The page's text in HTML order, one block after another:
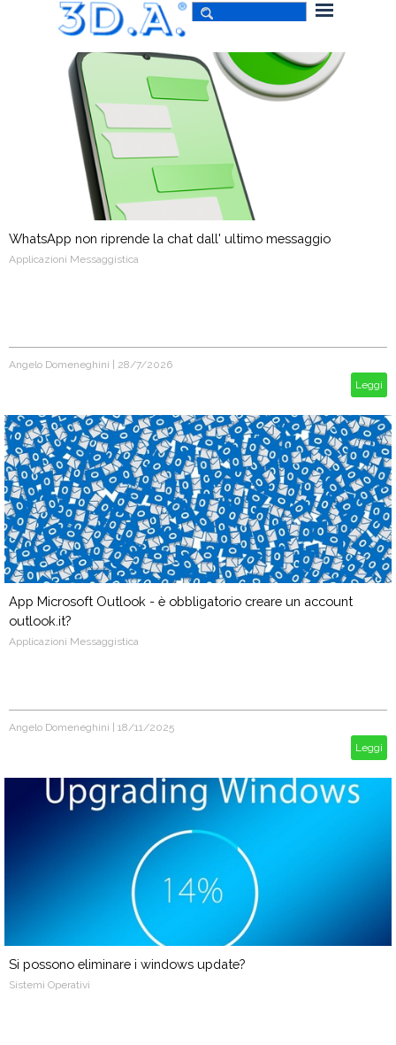
WhatsApp non riprende la chat dall' ultimo messaggio
Applicazioni Messaggistica
Angelo Domeneghini
28/7/2026
Leggi
App Microsoft Outlook - è obbligatorio creare un account
outlook.it?
Applicazioni Messaggistica
Angelo Domeneghini
18/11/2025
Leggi
Si possono eliminare i windows update?
Sistemi Operativi